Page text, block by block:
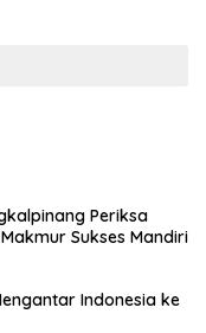
Periksa
Sukses Mandiri
Indonesia ke